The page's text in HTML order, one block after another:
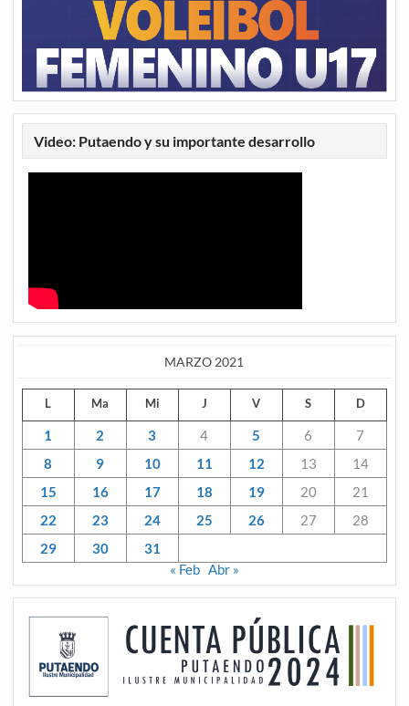
Video: Putaendo y su importante desarrollo
MARZO 2021
L Ma Mi J V S D
1 2 3 4 5 6
7
8
9 10 11 12 13
14
15
16 17 18 19 20
21
22
23 24 25 26 27
28
29
30
31
« Feb Abr »